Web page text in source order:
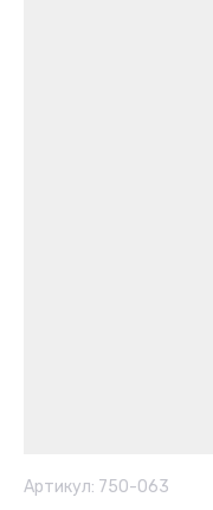
Артикул: 750-063